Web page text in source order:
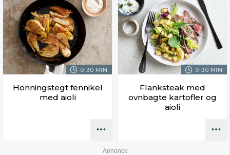
0-30 MIN.
Honningstegt fennikel
med aioli
0-30 MIN.
Flanksteak med
ovnbagte kartofler og
aioli